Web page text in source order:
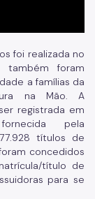
foi realizada no
também foram
a famílias da
na Mão. A
registrada em
pela
títulos de
concedidos
título de
para se